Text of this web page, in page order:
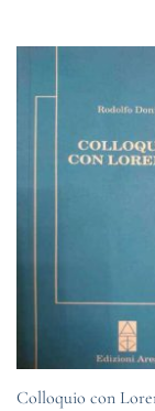
Colloquio con